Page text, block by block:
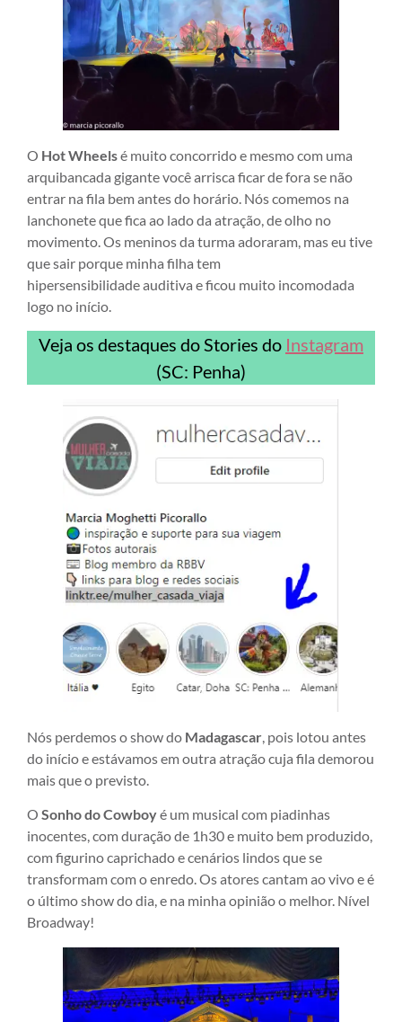
O Hot Wheelsé muito concorrido e mesmo com uma
arquibancada gigante você arrisca ficar de fora se não
entrar na fila bem antes do horário. Nós comemos na
lanchonete que fica ao lado da atração, de olho no
movimento. Os meninos da turma adoraram, mas eu tive
que sair porque minha filha tem
hipersensibilidade auditiva e ficou muito incomodada
logo no início.
Veja os destaques do Stories do Instagram
(SC: Penha)
Nós perdemos o show do Madagascar, pois lotou antes
do início e estávamos em outra atração cuja fila demorou
mais que o previsto.
O Sonho do Cowboyé um musical com piadinhas
inocentes, com duração de 1h30 e muito bem produzido,
com figurino caprichado e cenários lindos que se
transformam com o enredo. Os atores cantam ao vivo e é
o último show do dia, e na minha opinião o melhor. Nível
Broadway!